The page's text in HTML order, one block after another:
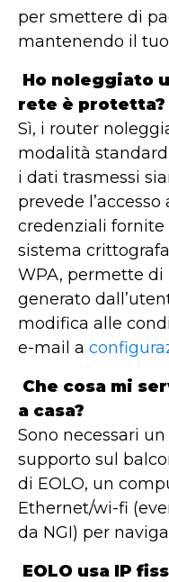
per smettere di
mantenendo il
Ho noleggiato
rete è protetta?
Sì, i router
modalità
i dati trasmessi
prevede
credenziali fornite
sistema
WPA, permette
generato
modifica alle
e-mail a
Che cosa mi
a casa?
Sono necessari
supporto sul
di EOLO, un
Ethernet/wi-fi
da NGI) per
EOLO usa IP